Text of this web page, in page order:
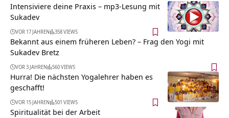
Intensiviere deine Praxis – mp3-Lesung mit
Sukadev
VOR 17 JAHREN 358 VIEWS
Bekannt aus einem früheren Leben? – Frag den Yogi mit
Sukadev Bretz
VOR 3 JAHREN 560 VIEWS
Hurra! Die nächsten Yogalehrer haben es
geschafft!
VOR 15 JAHREN 501 VIEWS
Spiritualität bei der Arbeit